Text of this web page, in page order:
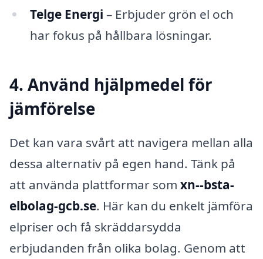
Telge Energi – Erbjuder grön el och
har fokus på hållbara lösningar.
4. Använd hjälpmedel för
jämförelse
Det kan vara svårt att navigera mellan alla
dessa alternativ på egen hand. Tänk på
att använda plattformar som xn--bsta-
elbolag-gcb.se. Här kan du enkelt jämföra
elpriser och få skräddarsydda
erbjudanden från olika bolag. Genom att